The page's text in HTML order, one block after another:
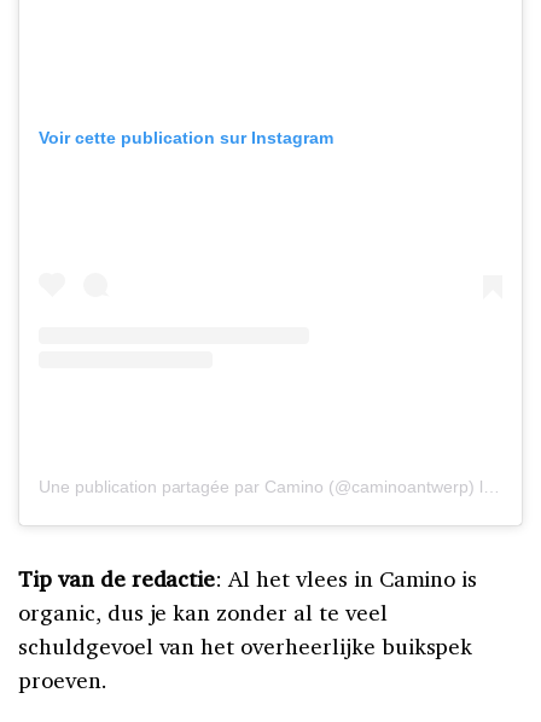
Voir cette publication sur Instagram
Une publication partagée par Camino (@caminoantwerp) le
Tip van de redactie: Al het vlees in Camino is
organic, dus je kan zonder al te veel
schuldgevoel van het overheerlijke buikspek
proeven.